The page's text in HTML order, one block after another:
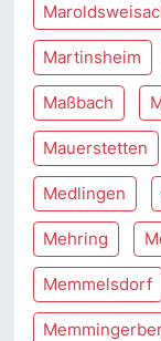
Martinsheim
Maßbach
Mauerstetten
Medlingen
Mehring
Memmelsdorf